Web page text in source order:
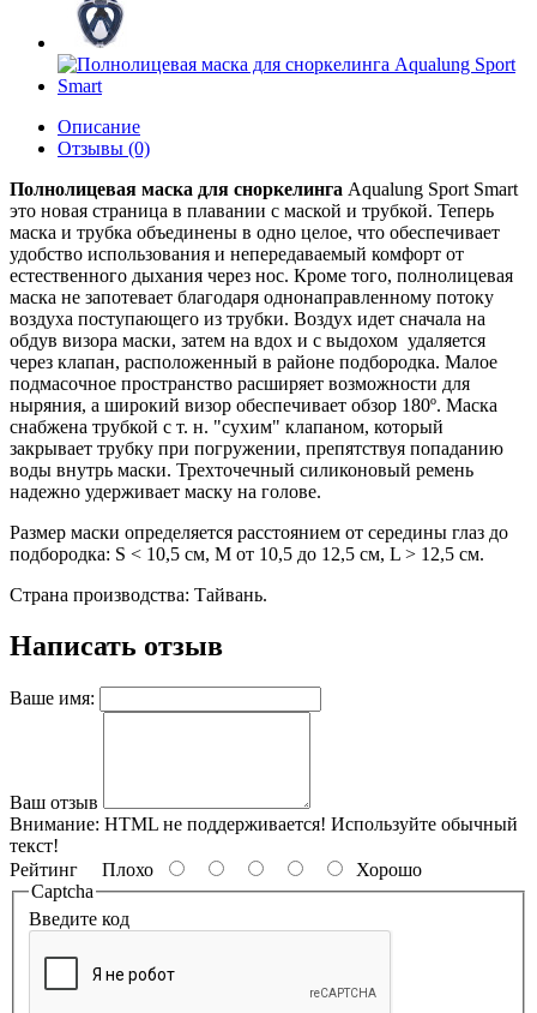
Описание
Отзывы (0)
Полнолицевая маска для сноркелинга Aqualung Sport Smart
это новая страница в плавании с маской и трубкой. Теперь
маска и трубка объединены в одно целое, что обеспечивает
удобство использования и непередаваемый комфорт от
естественного дыхания через нос. Кроме того, полнолицевая
маска не запотевает благодаря однонаправленному потоку
воздуха поступающего из трубки. Воздух идет сначала на
обдув визора маски, затем на вдох и с выдохом удаляется
через клапан, расположенный в районе подбородка. Малое
подмасочное пространство расширяет возможности для
ныряния, а широкий визор обеспечивает обзор 180º. Маска
снабжена трубкой с т. н. "сухим" клапаном, который
закрывает трубку при погружении, препятствуя попаданию
воды внутрь маски. Трехточечный силиконовый ремень
надежно удерживает маску на голове.
Размер маски определяется расстоянием от середины глаз до
подбородка: S < 10,5 см, M от 10,5 до 12,5 см, L > 12,5 см.
Страна производства: Тайвань.
Написать отзыв
Ваше имя:
Ваш отзыв
Внимание: HTML не поддерживается! Используйте обычный
текст!
Рейтинг Плохо
Хорошо
Captcha
Введите код